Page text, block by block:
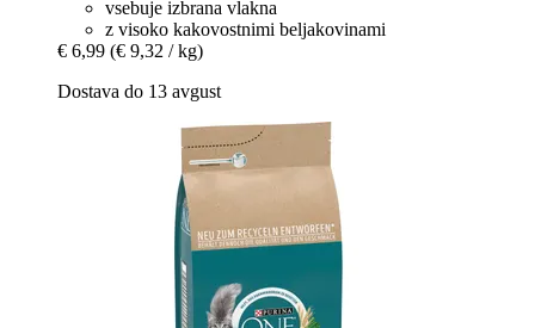
vsebuje izbrana vlakna
z visoko kakovostnimi beljakovinami
€ 6,99 (€ 9,32 / kg)
Dostava do 13 avgust